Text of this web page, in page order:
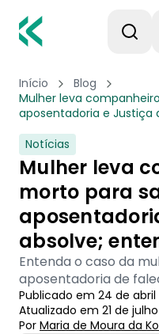
Início
Blog
Mulher leva
aposentadoria e Justiça
Notícias
Mulher leva
morto para
absolve;
Entenda o caso da
aposentadoria de
Publicado em 24 de
Atualizado em 21 de
Por Maria de Moura da